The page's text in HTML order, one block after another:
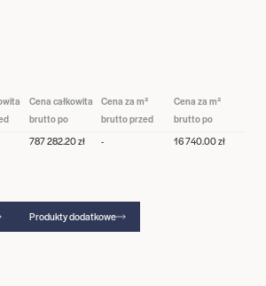
Cena całkowita
brutto po
Cena za m²
brutto przed
Cena za m²
brutto po
787 282.20 zł - 16 740.00 zł
Produkty dodatkowe